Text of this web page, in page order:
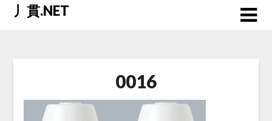
Skip丿貫.NET
0016